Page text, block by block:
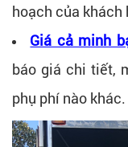
hoạch của khách
Giá cả minh
báo giá chi tiết,
phụ phí nào khác.